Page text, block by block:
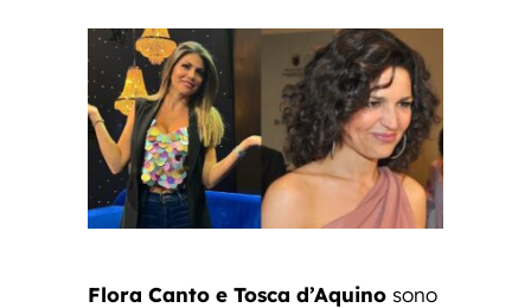
Flora Canto e Tosca d’Aquino sono